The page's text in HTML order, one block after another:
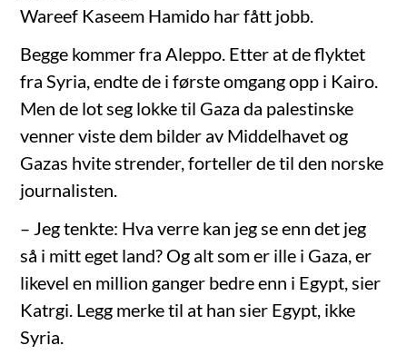
Wareef Kaseem Hamido har fått jobb.
Begge kommer fra Aleppo. Etter at de flyktet
fra Syria, endte de i første omgang opp i Kairo.
Men de lot seg lokke til Gaza da palestinske
venner viste dem bilder av Middelhavet og
Gazas hvite strender, forteller de til den norske
journalisten.
– Jeg tenkte: Hva verre kan jeg se enn det jeg
så i mitt eget land? Og alt som er ille i Gaza, er
likevel en million ganger bedre enn i Egypt, sier
Katrgi. Legg merke til at han sier Egypt, ikke
Syria.